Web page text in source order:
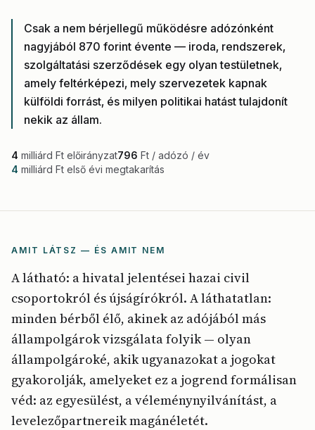
Csak a nem bérjellegű működésre adózónként
nagyjából 870 forint évente — iroda, rendszerek,
szolgáltatási szerződések egy olyan testületnek,
amely feltérképezi, mely szervezetek kapnak
külföldi forrást, és milyen politikai hatást tulajdonít
nekik az állam.
4 milliárd Ft előirányzat796 Ft / adózó / év
4 milliárd Ft első évi megtakarítás
AMIT LÁTSZ — ÉS AMIT NEM
A látható: a hivatal jelentései hazai civil
csoportokról és újságírókról. A láthatatlan:
minden bérből élő, akinek az adójából más
állampolgárok vizsgálata folyik — olyan
állampolgároké, akik ugyanazokat a jogokat
gyakorolják, amelyeket ez a jogrend formálisan
véd: az egyesülést, a véleménynyilvánítást, a
levelezőpartnereik magánéletét.